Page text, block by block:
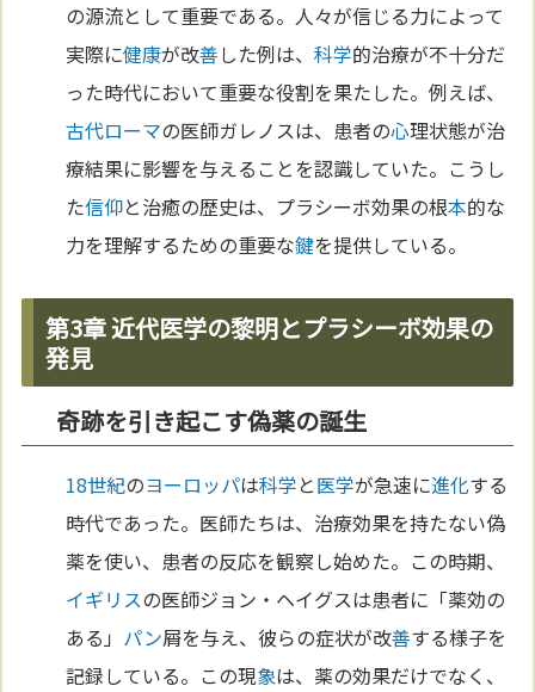
の源流として重要である。人々が信じる力によって
実際に健康が改善した例は、科学的治療が不十分だ
った時代において重要な役割を果たした。例えば、
古代ローマの医師ガレノスは、患者の心理状態が治
療結果に影響を与えることを認識していた。こうし
た信仰と治癒の歴史は、プラシーボ効果の根本的な
力を理解するための重要な鍵を提供している。
第3章 近代医学の黎明とプラシーボ効果の
発見
奇跡を引き起こす偽薬の誕生
18世紀のヨーロッパは科学と医学が急速に進化する
時代であった。医師たちは、治療効果を持たない偽
薬を使い、患者の反応を観察し始めた。この時期、
イギリスの医師ジョン・ヘイグスは患者に「薬効の
ある」 パン屑を与え、彼らの症状が改善する様子を
記録している。この現象は、薬の効果だけでなく、